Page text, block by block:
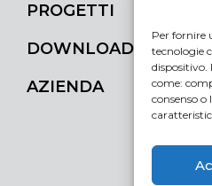
Per fornire
tecnologie
dispositivo.
come:
consenso
PROGETTI
DOWNLOAD
AZIENDA